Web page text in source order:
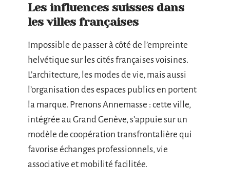
Les influences suisses dans
les villes françaises
Impossible de passer à côté de l’empreinte
helvétique sur les cités françaises voisines.
L’architecture, les modes de vie, mais aussi
l’organisation des espaces publics en portent
la marque. Prenons Annemasse : cette ville,
intégrée au Grand Genève, s’appuie sur un
modèle de coopération transfrontalière qui
favorise échanges professionnels, vie
associative et mobilité facilitée.